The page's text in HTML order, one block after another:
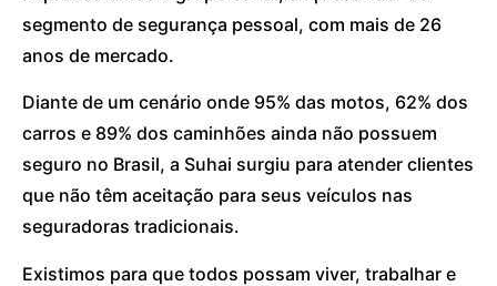
segmento de segurança pessoal, com mais de 26
anos de mercado.
Diante de um cenário onde 95% das motos, 62% dos
carros e 89% dos caminhões ainda não possuem
seguro no Brasil, a Suhai surgiu para atender clientes
que não têm aceitação para seus veículos nas
seguradoras tradicionais.
Existimos para que todos possam viver, trabalhar e